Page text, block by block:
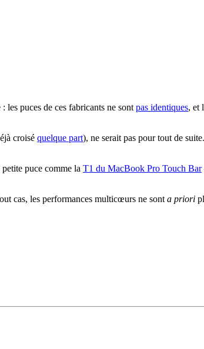
les puces de ces fabricants ne sont pas identiques, et
croisé quelque part), ne serait pas pour tout de
petite puce comme la T1 du MacBook Pro Touch Bar
cas, les performances multicœurs ne sont a priori